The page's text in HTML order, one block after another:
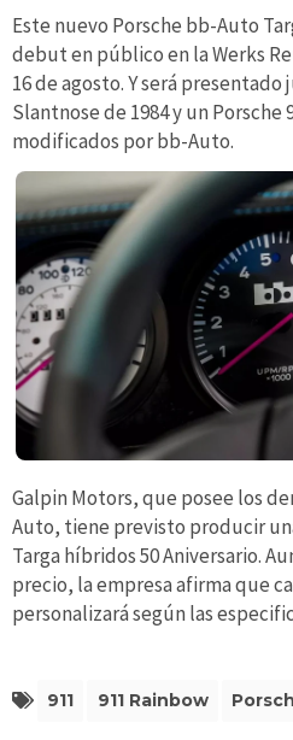
Este nuevo Porsche bb-Auto
debut en público en la Werks
16 de agosto. Y será presentado
Slantnose de 1984 y un Porsche
modificados por bb-Auto.
Galpin Motors, que posee los
Auto, tiene previsto producir
Targa híbridos 50 Aniversario.
precio, la empresa afirma que
personalizará según las
911 911 Rainbow